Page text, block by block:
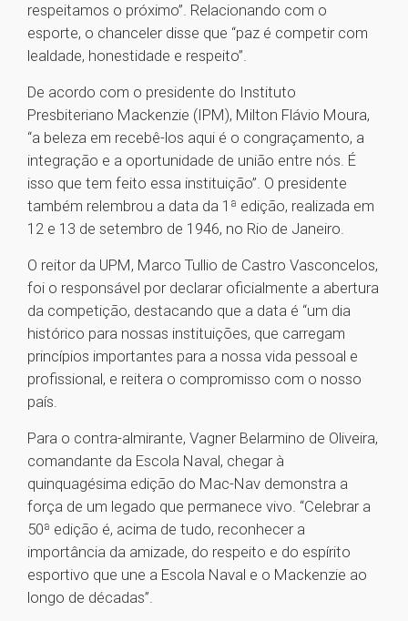
respeitamos o próximo”. Relacionando com o
esporte, o chanceler disse que “paz é competir com
lealdade, honestidade e respeito”.
De acordo com o presidente do Instituto
Presbiteriano Mackenzie (IPM), Milton Flávio Moura,
“a beleza em recebê-los aqui é o congraçamento, a
integração e a oportunidade de união entre nós. É
isso que tem feito essa instituição”. O presidente
também relembrou a data da 1ª edição, realizada em
12 e 13 de setembro de 1946, no Rio de Janeiro.
O reitor da UPM, Marco Tullio de Castro Vasconcelos,
foi o responsável por declarar oficialmente a abertura
da competição, destacando que a data é “um dia
histórico para nossas instituições, que carregam
princípios importantes para a nossa vida pessoal e
profissional, e reitera o compromisso com o nosso
país.
Para o contra-almirante, Vagner Belarmino de Oliveira,
comandante da Escola Naval, chegar à
quinquagésima edição do Mac-Nav demonstra a
força de um legado que permanece vivo. “Celebrar a
50ª edição é, acima de tudo, reconhecer a
importância da amizade, do respeito e do espírito
esportivo que une a Escola Naval e o Mackenzie ao
longo de décadas”.